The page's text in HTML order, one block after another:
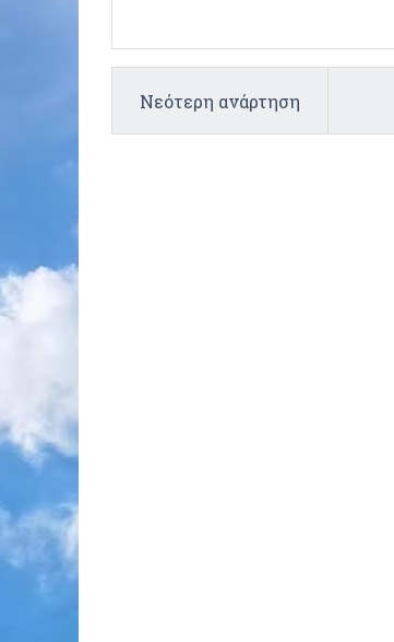
Νεότερη ανάρτηση